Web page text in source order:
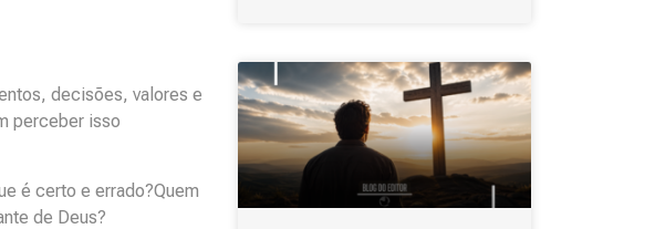
decisões, valores e
perceber isso
é certo e errado?Quem
de Deus?